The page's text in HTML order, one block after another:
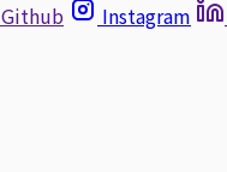
Github Instagram